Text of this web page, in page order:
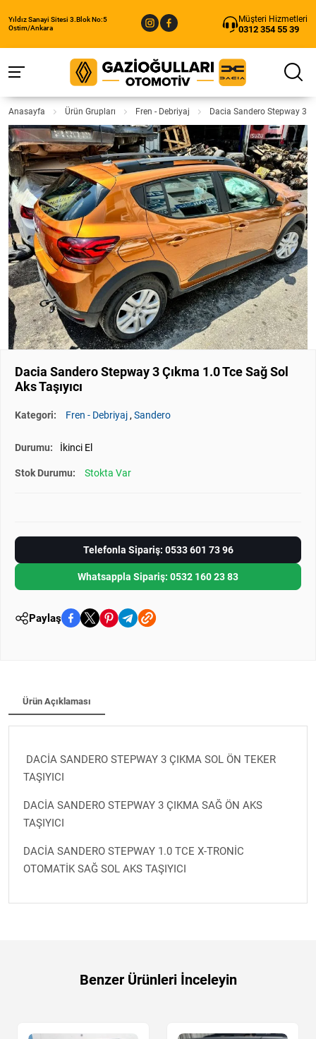
Yıldız Sanayi Sitesi 3.Blok No:5
Ostim/Ankara
Müşteri Hizmetleri
0312 354 55 39
Anasayfa Ürün Grupları Fren - Debriyaj Dacia Sandero Stepway 3
Dacia Sandero Stepway 3 Çıkma 1.0 Tce Sağ Sol
Aks Taşıyıcı
Kategori: Fren - Debriyaj,Sandero
Durumu: İkinci El
Stok Durumu: Stokta Var
Telefonla Sipariş: 0533 601 73 96
Whatsappla Sipariş: 0532 160 23 83
Paylaş
Ürün Açıklaması
DACİA SANDERO STEPWAY 3 ÇIKMA SOL ÖN TEKER
TAŞIYICI
DACİA SANDERO STEPWAY 3 ÇIKMA SAĞ ÖN AKS
TAŞIYICI
DACİA SANDERO STEPWAY 1.0 TCE X-TRONİC
OTOMATİK SAĞ SOL AKS TAŞIYICI
Benzer Ürünleri İnceleyin